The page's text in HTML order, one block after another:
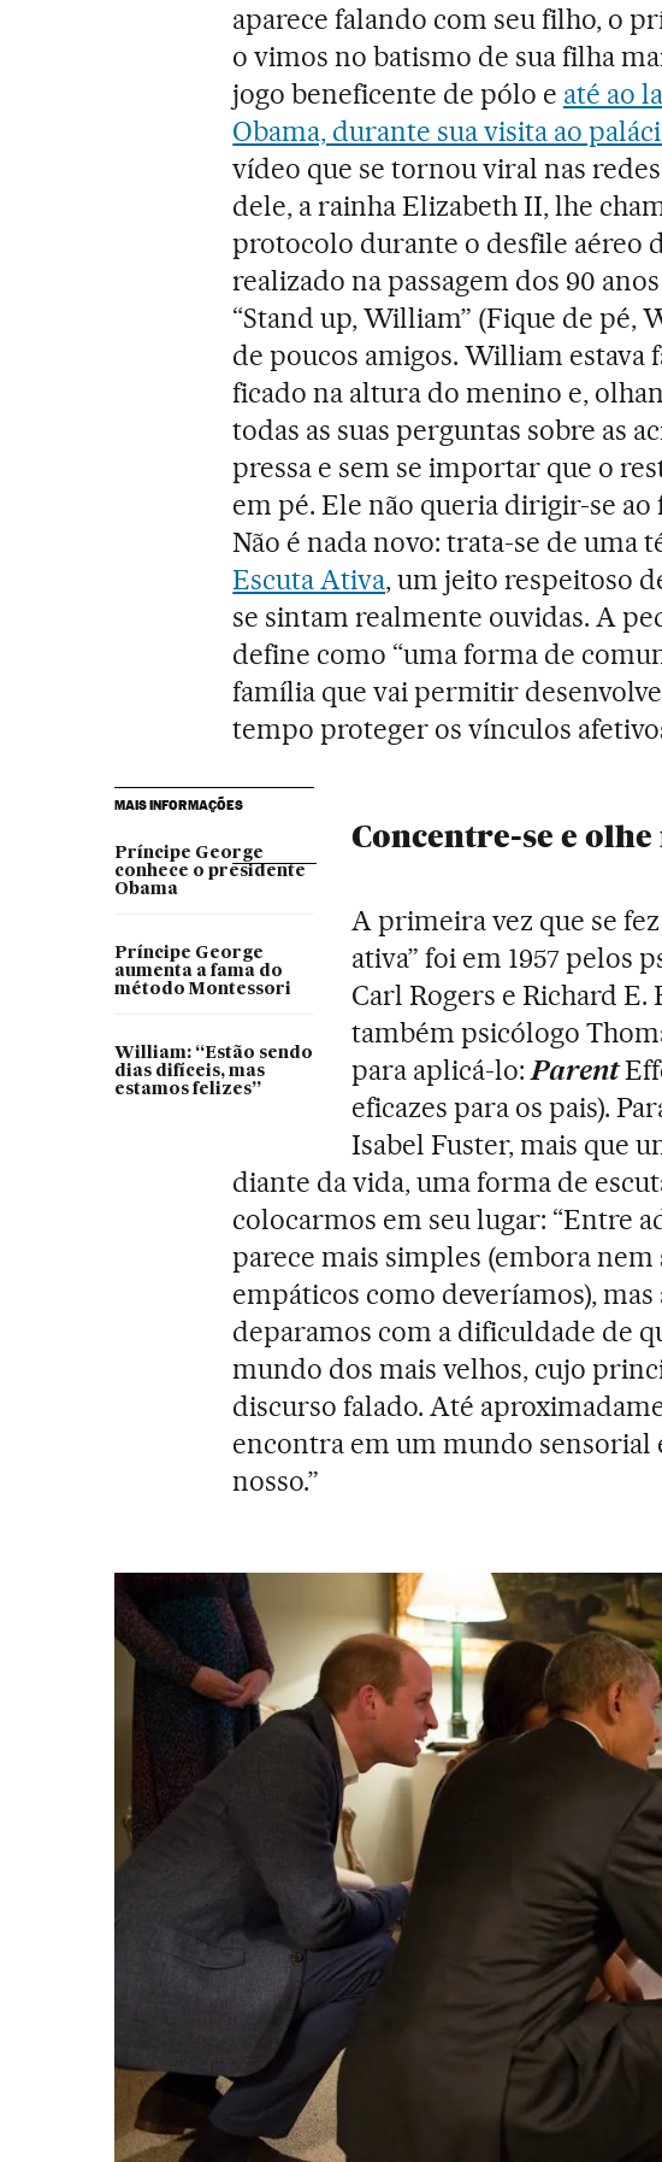
aparece falando com seu filho, o
o vimos no batismo de sua filha
jogo beneficente de pólo e até ao
Obama, durante sua visita ao
vídeo que se tornou viral nas redes
dele, a rainha Elizabeth II, lhe
protocolo durante o desfile aéreo
realizado na passagem dos 90
“Stand up, William” (Fique de pé,
de poucos amigos. William estava
ficado na altura do menino e,
todas as suas perguntas sobre as
pressa e sem se importar que o
em pé. Ele não queria dirigir-se
Não é nada novo: trata-se de uma
Escuta Ativa, um jeito respeitoso
se sintam realmente ouvidas. A
define como “uma forma de
família que vai permitir
tempo proteger os vínculos
MAIS INFORMAÇÕES
Príncipe George
conhece o presidente
Obama
Príncipe George
aumenta a fama do
método Montessori
William: “Estão sendo
dias difíceis, mas
estamos felizes”
Concentre-se e
A primeira vez que se
ativa” foi em 1957 pelos
Carl Rogers e Richard E.
também psicólogo
para aplicá-lo:Parent
eficazes para os pais).
Isabel Fuster, mais que
diante da vida, uma forma de
colocarmos em seu lugar: “Entre
parece mais simples (embora nem
empáticos como deveríamos),
deparamos com a dificuldade de
mundo dos mais velhos, cujo
discurso falado. Até
encontra em um mundo
nosso.”